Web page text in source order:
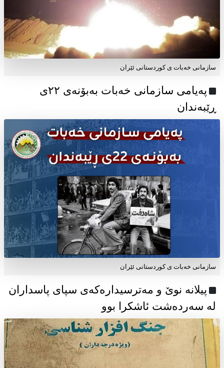
سازمانی خەبات ی کوردستانی ئێران
پەیامی سازمانی خەبات بەبۆنەی ۲۲ی
ڕێبەندان
سازمانی خەبات ی كوردستانی ئێران
پیلانە نوێ و مەترسیدارەکەی سپای پاسداران
لە سەردەشت ئاشکرا بوو